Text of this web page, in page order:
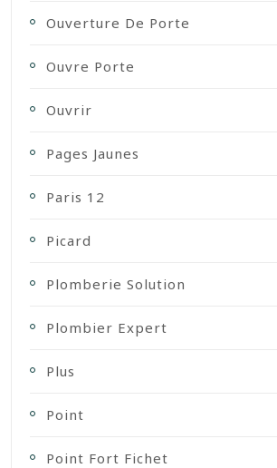
Ouverture De Porte
Ouvre Porte
Ouvrir
Pages Jaunes
Paris 12
Picard
Plomberie Solution
Plombier Expert
Plus
Point
Point Fort Fichet